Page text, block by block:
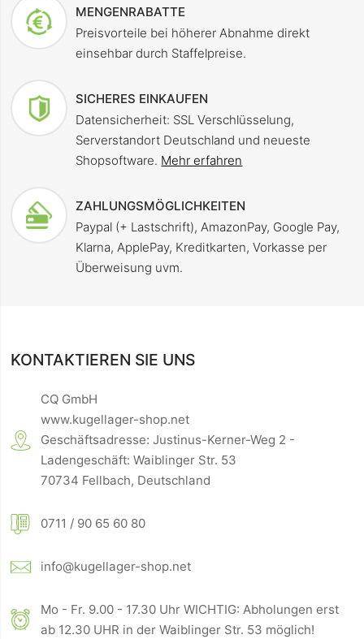
MENGENRABATTE
Preisvorteile bei höherer Abnahme direkt
einsehbar durch Staffelpreise.
SICHERES EINKAUFEN
Datensicherheit: SSL Verschlüsselung,
Serverstandort Deutschland und neueste
Shopsoftware. Mehr erfahren
ZAHLUNGSMÖGLICHKEITEN
Paypal (+ Lastschrift), AmazonPay, Google Pay,
Klarna, ApplePay, Kreditkarten, Vorkasse per
Überweisung uvm.
KONTAKTIEREN SIE UNS
CQ GmbH
www.kugellager-shop.net
Geschäftsadresse: Justinus-Kerner-Weg 2 -
Ladengeschäft: Waiblinger Str. 53
70734 Fellbach, Deutschland
0711 / 90 65 60 80
info@kugellager-shop.net
Mo - Fr. 9.00 - 17.30 Uhr WICHTIG: Abholungen erst
ab 12.30 UHR in der Waiblinger Str. 53 möglich!